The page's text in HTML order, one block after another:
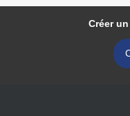
Créer